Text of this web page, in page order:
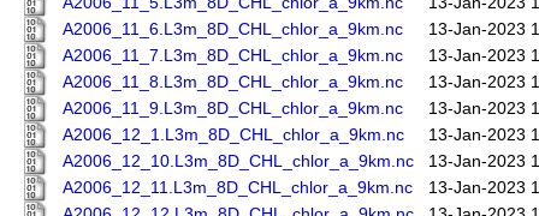
A2006_11_6.L3m_8D_CHL_chlor_a_9km.nc
13-Jan-2023
A2006_11_7.L3m_8D_CHL_chlor_a_9km.nc
13-Jan-2023
A2006_11_8.L3m_8D_CHL_chlor_a_9km.nc
13-Jan-2023
A2006_11_9.L3m_8D_CHL_chlor_a_9km.nc
13-Jan-2023
A2006_12_1.L3m_8D_CHL_chlor_a_9km.nc
13-Jan-2023
A2006_12_10.L3m_8D_CHL_chlor_a_9km.nc
13-Jan-2023
A2006_12_11.L3m_8D_CHL_chlor_a_9km.nc
13-Jan-2023